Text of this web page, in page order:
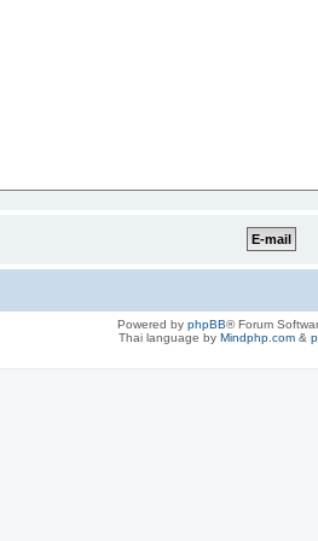
Powered by phpBB® Forum
Thai language by Mindphp.com&